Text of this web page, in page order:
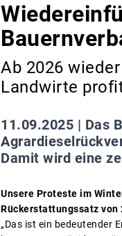
Ab 2026
Landwirte
11.09.2025 | Das
Damit wird eine
Unsere Proteste im
Rückerstattungssatz von
„Das ist ein bedeutender